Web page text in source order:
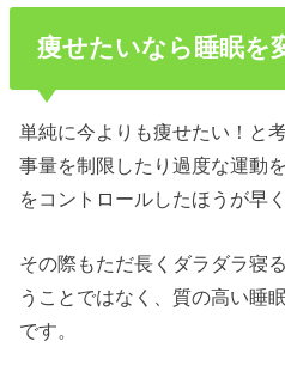
痩せたいなら睡眠を
単純に今よりも痩せたい！と
事量を制限したり過度な運動
をコントロールしたほうが早
その際もただ長くダラダラ寝
うことではなく、質の高い睡
です。